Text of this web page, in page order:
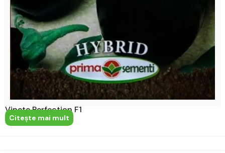
Vinete Perfection F1
Citeşte mai mult